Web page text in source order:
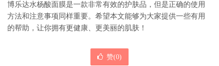
博乐达水杨酸面膜是一款非常有效的护肤品，但是正确的使用
方法和注意事项同样重要。希望本文能够为大家提供一些有用
的帮助，让你拥有更健康、更美丽的肌肤！
赞(0)